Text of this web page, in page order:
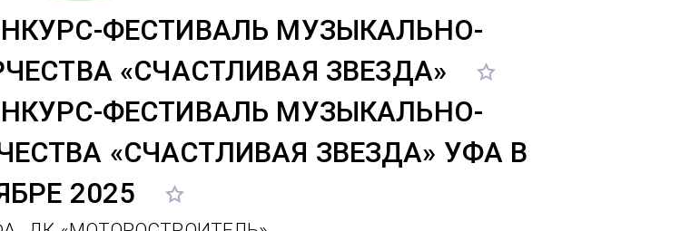
ФЕСТИВАЛЬ МУЗЫКАЛЬНО-
«СЧАСТЛИВАЯ ЗВЕЗДА»
ФЕСТИВАЛЬ МУЗЫКАЛЬНО-
«СЧАСТЛИВАЯ ЗВЕЗДА» УФА В
2025